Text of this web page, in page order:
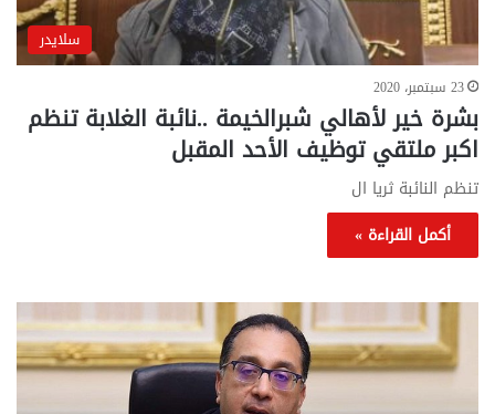
سلايدر
23 سبتمبر، 2020
بشرة خير لأهالي شبرالخيمة ..نائبة الغلابة تنظم
اكبر ملتقي توظيف الأحد المقبل
تنظم النائبة ثريا ال
أكمل القراءة »
تحركات
حكومية
لحسم
قانون
..